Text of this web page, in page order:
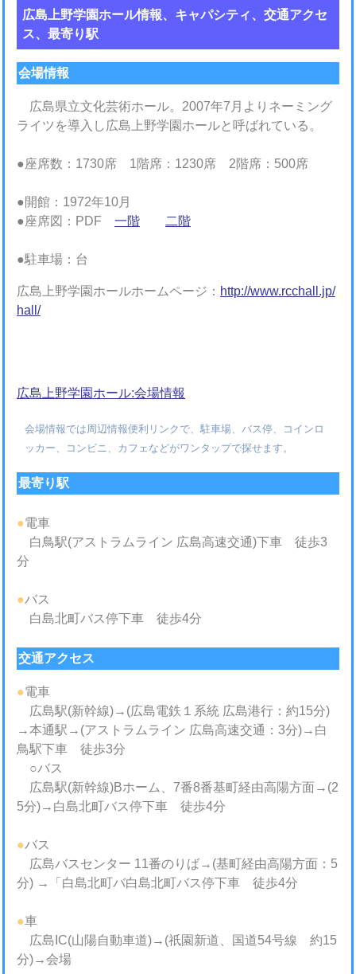
広島上野学園ホール情報、キャパシティ、交通アクセ
ス、最寄り駅
会場情報
広島県立文化芸術ホール。2007年7月よりネーミング
ライツを導入し広島上野学園ホールと呼ばれている。
●座席数：1730席 1階席：1230席 2階席：500席
●開館：1972年10月
●座席図：PDF 一階 二階
●駐車場：台
広島上野学園ホールホームページ： http://www.rcchall.jp/
hall/
広島上野学園ホール:会場情報
会場情報では周辺情報便利リンクで、駐車場、バス停、コインロ
ッカー、コンビニ、カフェなどがワンタップで探せます。
最寄り駅
●電車
白鳥駅(アストラムライン 広島高速交通)下車 徒歩3
分
●バス
白島北町バス停下車 徒歩4分
交通アクセス
●電車
広島駅(新幹線)→(広島電鉄１系統 広島港行：約15分)
→本通駅→(アストラムライン 広島高速交通：3分)→白
鳥駅下車 徒歩3分
○バス
広島駅(新幹線)Bホーム、7番8番基町経由高陽方面→(2
5分)→白島北町バス停下車 徒歩4分
●バス
広島バスセンター 11番のりば→(基町経由高陽方面：5
分) →「白島北町バ白島北町バス停下車 徒歩4分
●車
広島IC(山陽自動車道)→(祇園新道、国道54号線 約15
分)→会場